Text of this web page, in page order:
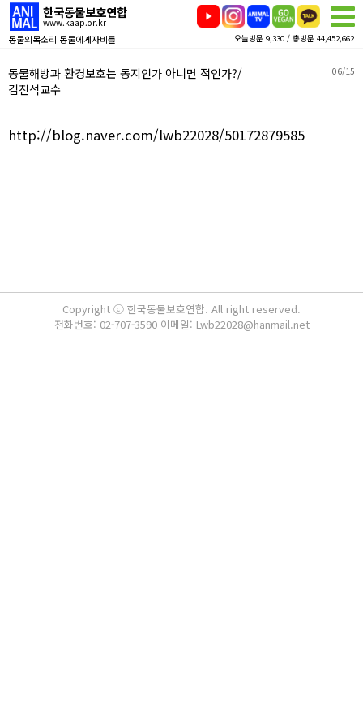
한국동물보호연합
www.kaap.or.kr
동물의목소리 동물에게자비를 오늘방문 9,330 / 총방문 44,452,662
동물해방과 환경보호는 동지인가 아니면 적인가?/
김진석교수
06/15
http://blog.naver.com/lwb22028/50172879585
Copyright ⓒ 한국동물보호연합. All right reserved.
전화번호: 02-707-3590 이메일: Lwb22028@hanmail.net